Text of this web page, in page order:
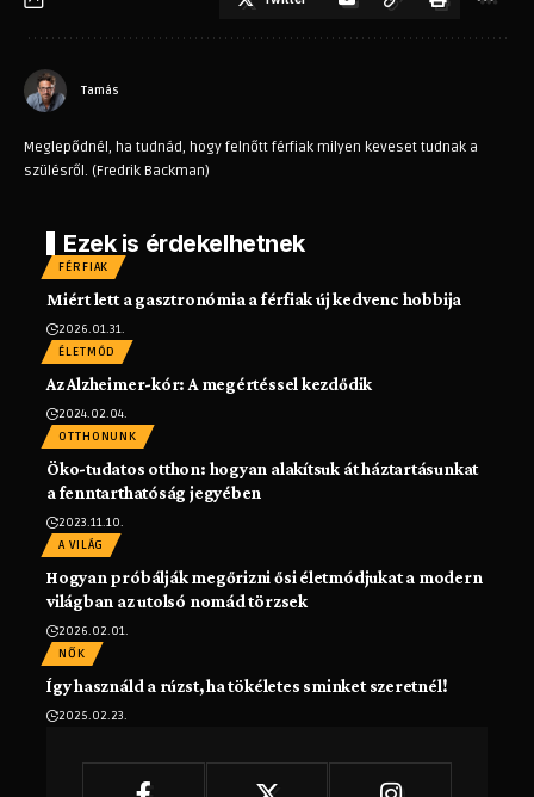
Tamás
Meglepődnél, ha tudnád, hogy felnőtt férfiak milyen keveset tudnak a
szülésről. (Fredrik Backman)
Ezek is érdekelhetnek
FÉRFIAK
Miért lett a gasztronómia a férfiak új kedvenc hobbija
2026.01.31.
ÉLETMÓD
Az Alzheimer-kór: A megértéssel kezdődik
2024.02.04.
OTTHONUNK
Öko-tudatos otthon: hogyan alakítsuk át háztartásunkat
a fenntarthatóság jegyében
2023.11.10.
A VILÁG
Hogyan próbálják megőrizni ősi életmódjukat a modern
világban az utolsó nomád törzsek
2026.02.01.
NŐK
Így használd a rúzst, ha tökéletes sminket szeretnél!
2025.02.23.